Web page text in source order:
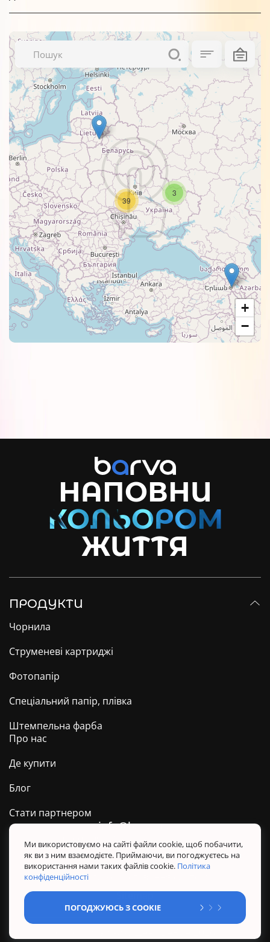
3
39
+
−
НАПОВНИ
ЖИТТЯ
ПРОДУКТИ
Чорнила
Струменеві картриджі
Фотопапір
Спеціальний папір, плівка
Штемпельна фарба
Про нас
Де купити
Блог
Стати партнером
Техпідтримка ТМ BARVA
Політика конфіденційності
Правила користування сайтом
Sitemap
info@barva.ua
Ми використовуємо на сайті файли cookie, щоб побачити,
як ви з ним взаємодієте. Приймаючи, ви погоджуєтесь на
використання нами таких файлів cookie. Політика
конфіденційності
ПОГОДЖУЮСЬ З COOKIE